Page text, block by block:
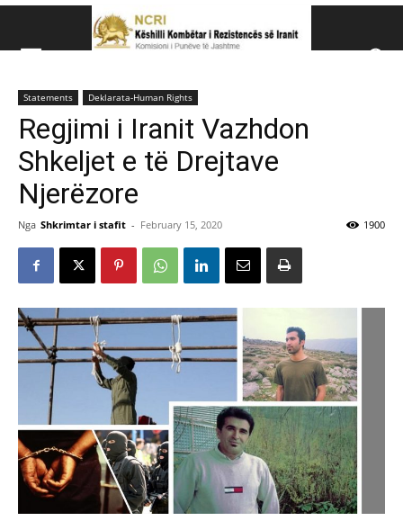
Këshillit Kombëtar të Rezistencës së Iranit (NCRI)
Statements Deklarata-Human Rights
Regjimi i Iranit Vazhdon
Shkeljet e të Drejtave
Njerëzore
Nga Shkrimtar i stafit - February 15, 2020 1900